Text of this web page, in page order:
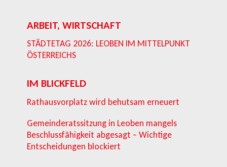
ARBEIT, WIRTSCHAFT
STÄDTETAG 2026: LEOBEN IM MITTELPUNKT
ÖSTERREICHS
IM BLICKFELD
Rathausvorplatz wird behutsam erneuert
Gemeinderatssitzung in Leoben mangels
Beschlussfähigkeit abgesagt – Wichtige
Entscheidungen blockiert